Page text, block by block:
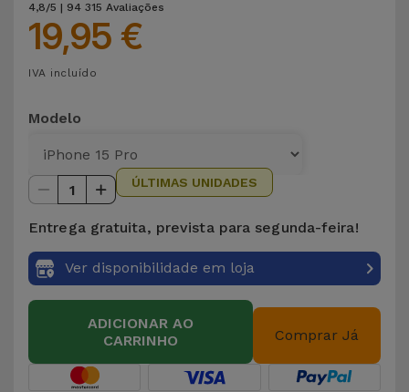
TCL
Outras
Ver
tudo
Correntes
Higiene
e Casa
Carteiras,
Bolsas e
Malas
Localizadores
e Acessórios
4,8/5 | 94 315 Avaliações
19,95 €
IVA incluído
Modelo
1 ÚLTIMAS UNIDADES
Entrega gratuita, prevista para segunda-feira!
Ver disponibilidade em loja
ADICIONAR AO
CARRINHO
Comprar Já